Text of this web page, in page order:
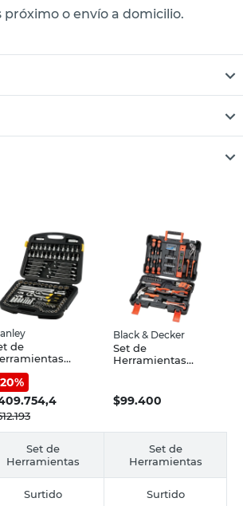
o envío a domicilio.
de
120 Piezas
20%
Black & Decker
Set de
Herramientas
& Decker
$99.400
Set de
Herramientas
Set de
Herramientas
Surtido Surtido